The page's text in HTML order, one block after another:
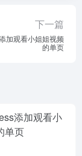
下一篇
加观看小姐姐视频
的单页